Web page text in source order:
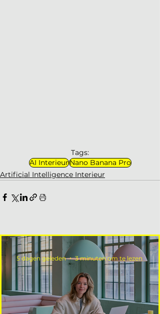
Tags:
AI InterieurNano Banana Pro
Artificial Intelligence Interieur
5 dagen geleden 3 minuten om te lezen